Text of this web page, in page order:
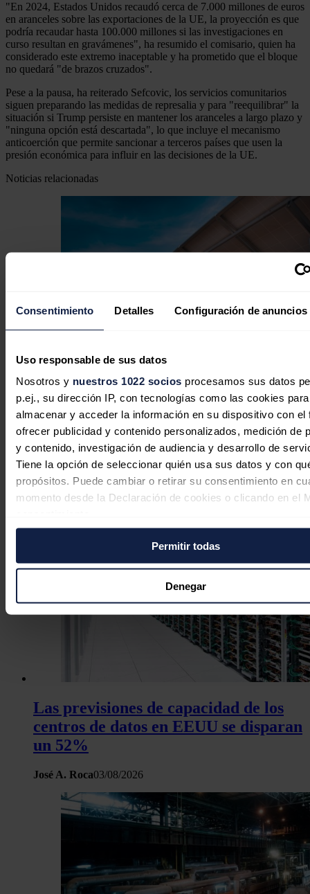
Consentimiento Detalles Configuración de anuncios
Uso responsable de sus datos
Nosotros y nuestros 1022 socios procesamos sus datos
p.ej., su dirección IP, con tecnologías como las cookies para
almacenar y acceder la información en su dispositivo con el
ofrecer publicidad y contenido personalizados, medición de
y contenido, investigación de audiencia y desarrollo de
Tiene la opción de seleccionar quién usa sus datos y con
propósitos. Puede cambiar o retirar su consentimiento en
momento desde la Declaración de cookies o clicando en el
Si lo permite, también quisiéramos:
Recopilar información sobre su ubicación geográfica
puede tener una precisión de varios metros
Identificar su dispositivo analizándolo activamente
características específicas (huellas digitales)
Obtenga más información sobre cómo se procesan sus
personales y establezca sus preferencias en lasección de
Puede cambiar o retirar su consentimiento en cualquier
la Declaración de cookies.
Las cookies de este sitio web se usan para personalizar el
y los anuncios, ofrecer funciones de redes sociales y
tráfico. Además, compartimos información sobre el uso que
sitio web con nuestros partners de redes sociales,
haya proporcionado o que hayan recopilado a partir del uso
hecho de sus servicios.
Permitir todas
Denegar
"En 2024, Estados Unidos recaudó cerca de 7.000 millones de euros
en aranceles sobre las exportaciones de la UE, la proyección es que
podría recaudar hasta 100.000 millones si las investigaciones en
curso resultan en gravámenes", ha resumido el comisario, quien ha
considerado este extremo inaceptable y ha prometido que el bloque
no quedará "de brazos cruzados".
Pese a la pausa, ha reiterado Sefcovic, los servicios comunitarios
siguen preparando las medidas de represalia y para "reequilibrar" la
situación si Trump persiste en mantener los aranceles a largo plazo y
"ninguna opción está descartada", lo que incluye el mecanismo
anticoerción que permite sancionar a terceros países que usen la
presión económica para influir en las decisiones de la UE.
Noticias relacionadas
Las fábricas de EEUU se preparan
para cubrir la nueva demanda de
inversores fotovoltaicos tras el veto de
la FCC a equipos extranjeros
José A. Roca 07/08/2026
Las previsiones de capacidad de los
centros de datos en EEUU se disparan
un 52%
José A. Roca03/08/2026